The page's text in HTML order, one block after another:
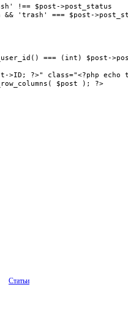
Статьи